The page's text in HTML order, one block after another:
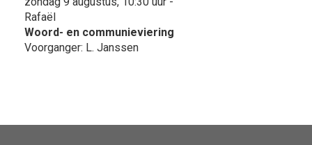
Rafaël
Woord- en communieviering
Voorganger: L. Janssen